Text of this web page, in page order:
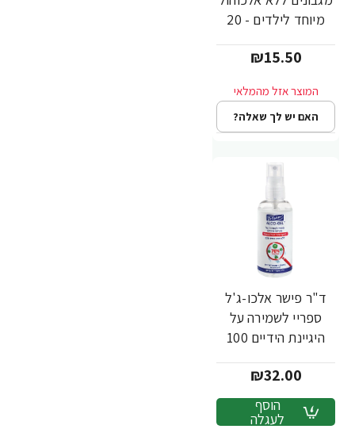
מיוחד לילדים - 20
Fischer
₪15.50
האם יש לך שאלה?
ד"ר פישר אלכו-ג'ל
ספריי לשמירה על
היגיינת הידיים 100
Fischer
₪32.00
הוסף
לעגלה